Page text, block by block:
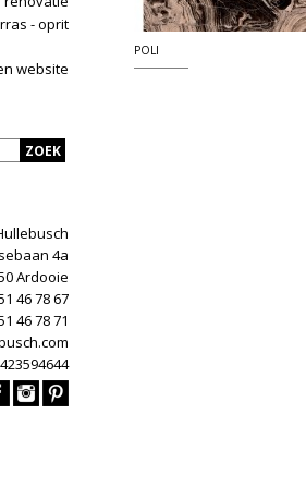
- oprit
website
4a
Ardooie
46 78 67
46 78 71
POLI